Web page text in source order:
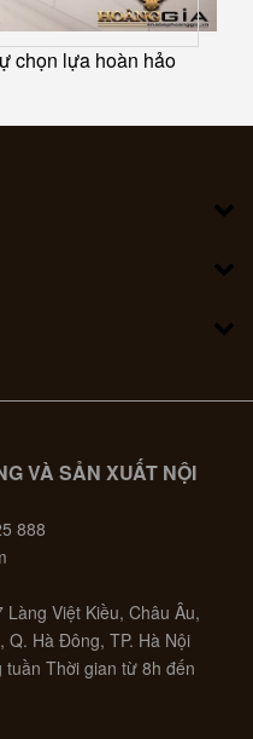
chọn lựa hoàn hảo
VÀ SẢN XUẤT NỘI
888
Việt Kiều, Châu Âu,
Q. Hà Đông, TP. Hà Nội
Thời gian từ 8h đến